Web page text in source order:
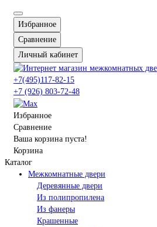
Избранное
Сравнение
Личный кабинет
+7(495)117-82-15
+7 (926) 803-72-48
Избранное
Сравнение
Ваша корзина пуста!
Корзина
Каталог
Межкомнатные двери
Деревянные двери
Из полипропилена
Из фанеры
Крашенные